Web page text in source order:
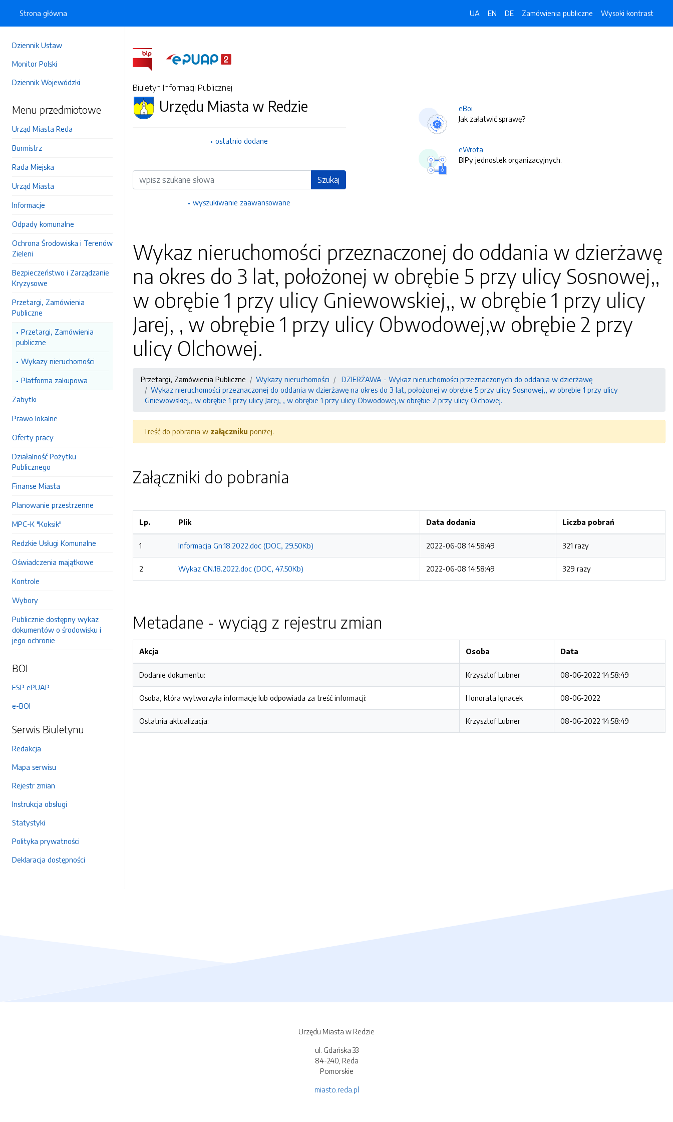
Dziennik Ustaw
Monitor Polski
Dziennik Wojewódzki
Menu przedmiotowe
Urząd Miasta Reda
Burmistrz
Rada Miejska
Urząd Miasta
Informacje
Odpady komunalne
Ochrona Środowiska i Terenów
Zieleni
Bezpieczeństwo i Zarządzanie
Kryzysowe
Przetargi, Zamówienia
Publiczne
Przetargi, Zamówienia
publiczne
Wykazy nieruchomości
Platforma zakupowa
Zabytki
Prawo lokalne
Oferty pracy
Działalność Pożytku
Publicznego
Finanse Miasta
Planowanie przestrzenne
MPC-K "Koksik"
Redzkie Usługi Komunalne
Oświadczenia majątkowe
Kontrole
Wybory
Publicznie dostępny wykaz
dokumentów o środowisku i
jego ochronie
BOI
ESP ePUAP
e-BOI
Serwis Biuletynu
Redakcja
Mapa serwisu
Rejestr zmian
Instrukcja obsługi
Statystyki
Polityka prywatności
Deklaracja dostępności
Strona główna UA EN DE Zamówienia publiczne Wysoki kontrast
Biuletyn Informacji Publicznej
Urzędu Miasta w Redzie
ostatnio dodane
Wyszukiwarka Szukaj
wyszukiwanie zaawansowane
eBoi
Jak załatwić sprawę?
eWrota
BIPy jednostek organizacyjnych.
Wykaz nieruchomości przeznaczonej do oddania w dzierżawę
na okres do 3 lat, położonej w obrębie 5 przy ulicy Sosnowej,,
w obrębie 1 przy ulicy Gniewowskiej,, w obrębie 1 przy ulicy
Jarej, , w obrębie 1 przy ulicy Obwodowej,w obrębie 2 przy
ulicy Olchowej.
Przetargi, Zamówienia Publiczne Wykazy nieruchomości
DZIERŻAWA - Wykaz nieruchomości przeznaczonych do oddania w dzierżawę
Wykaz nieruchomości przeznaczonej do oddania w dzierżawę na okres do 3 lat, położonej w obrębie 5 przy ulicy Sosnowej,, w obrębie 1 przy ulicy
Gniewowskiej,, w obrębie 1 przy ulicy Jarej, , w obrębie 1 przy ulicy Obwodowej,w obrębie 2 przy ulicy Olchowej.
Treść do pobrania w załączniku poniżej.
Załączniki do pobrania
Lp. Plik Data dodania Liczba pobrań
1 Informacja Gn.18.2022.doc (DOC, 29.50Kb) 2022-06-08 14:58:49 321 razy
2 Wykaz GN.18.2022.doc (DOC, 47.50Kb) 2022-06-08 14:58:49 329 razy
Metadane - wyciąg z rejestru zmian
Akcja Osoba Data
Dodanie dokumentu: Krzysztof Lubner 08-06-2022 14:58:49
Osoba, która wytworzyła informację lub odpowiada za treść informacji: Honorata Ignacek 08-06-2022
Ostatnia aktualizacja: Krzysztof Lubner 08-06-2022 14:58:49
Urzędu Miasta w Redzie
ul. Gdańska 33
84-240, Reda
Pomorskie
miasto.reda.pl